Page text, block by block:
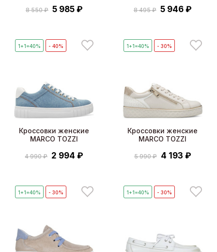
8 550 ₽ 5 985 ₽ 8 495 ₽ 5 946 ₽
1+1=40% - 40%
Кроссовки женские
MARCO TOZZI
4 990 ₽ 2 994 ₽
1+1=40% - 30%
Кроссовки женские
MARCO TOZZI
5 990 ₽ 4 193 ₽
1+1=40% - 30% 1+1=40% - 30%